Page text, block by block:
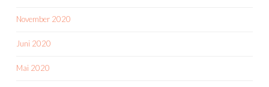
November 2020
Juni 2020
Mai 2020